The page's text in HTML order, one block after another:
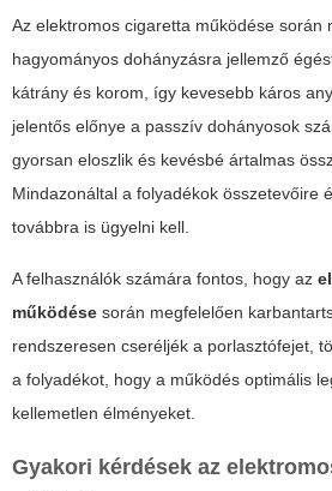
Az elektromos cigaretta működése során
hagyományos dohányzásra jellemző
kátrány és korom, így kevesebb káros
jelentős előnye a passzív dohányosok
gyorsan eloszlik és kevésbé ártalmas
Mindazonáltal a folyadékok összetevőire
továbbra is ügyelni kell.
A felhasználók számára fontos, hogy az
működése során megfelelően
rendszeresen cseréljék a porlasztófejet,
a folyadékot, hogy a működés optimális
kellemetlen élményeket.
Gyakori kérdések az